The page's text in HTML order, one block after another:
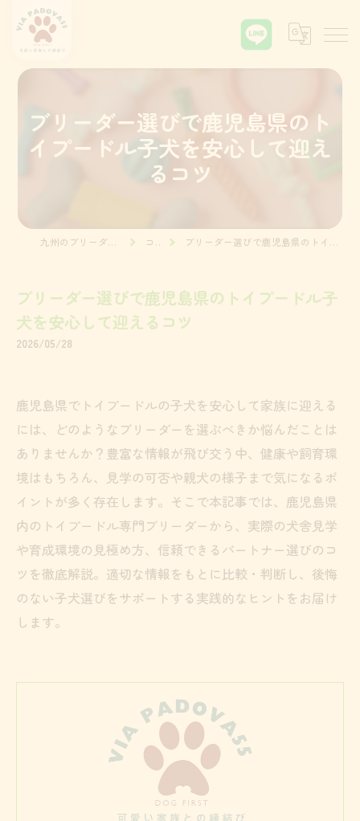
ブリーダー選びで鹿児島県のト
イプードル子犬を安心して迎え
るコツ
コラム ブリーダー選びで鹿児島県のトイプードル子犬を安心して迎えるコツ
ブリーダー選びで鹿児島県のトイプードル子
犬を安心して迎えるコツ
2026/05/28
鹿児島県でトイプードルの子犬を安心して家族に迎える
には、どのようなブリーダーを選ぶべきか悩んだことは
ありませんか？豊富な情報が飛び交う中、健康や飼育環
境はもちろん、見学の可否や親犬の様子まで気になるポ
イントが多く存在します。そこで本記事では、鹿児島県
内のトイプードル専門ブリーダーから、実際の犬舎見学
や育成環境の見極め方、信頼できるパートナー選びのコ
ツを徹底解説。適切な情報をもとに比較・判断し、後悔
のない子犬選びをサポートする実践的なヒントをお届け
します。